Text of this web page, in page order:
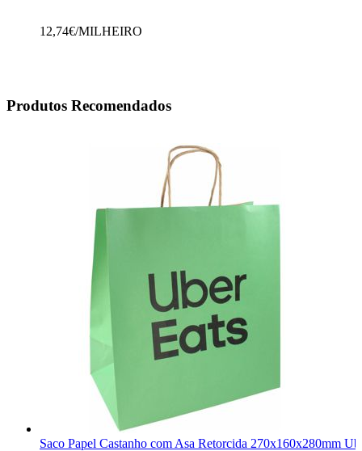
12,74€/MILHEIRO
Produtos Recomendados
Saco Papel Castanho com Asa Retorcida 270x160x280mm